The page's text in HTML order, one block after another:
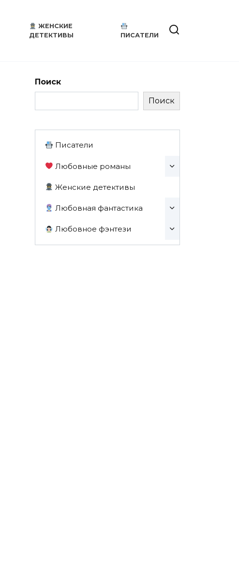
ЖЕНСКИЕ
ДЕТЕКТИВЫ
ПИСАТЕЛИ
Поиск
Поиск
Писатели
Любовные романы
Женские детективы
Любовная фантастика
Любовное фэнтези